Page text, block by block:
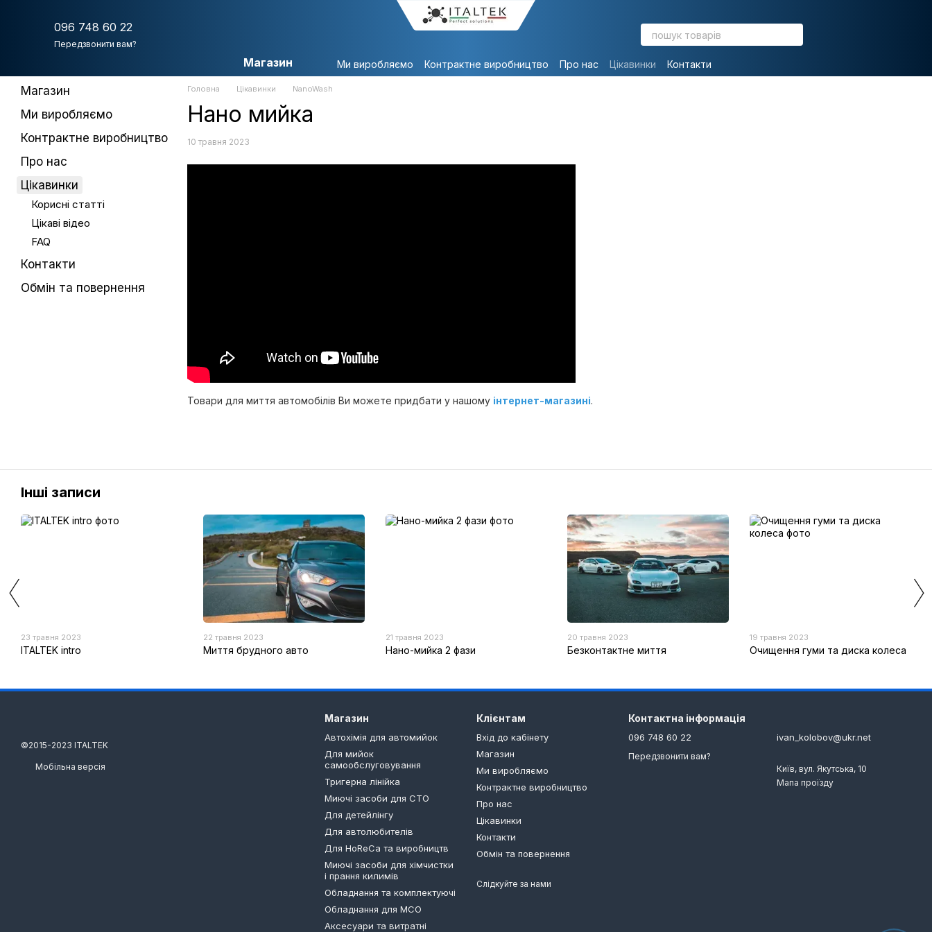
096 748 60 22
Передзвонити вам?
Магазин Ми виробляємо Контрактне виробництво Про нас Цікавинки Контакти
Головна Цікавинки NanoWash
Нано мийка
10 травня 2023
Товари для миття автомобілів Ви можете придбати у нашому інтернет-магазині.
Магазин
Ми виробляємо
Контрактне виробництво
Про нас
Цікавинки
Корисні статті
Цікаві відео
FAQ
Контакти
Обмін та повернення
Інші записи
23 травня 2023
ITALTEK intro
22 травня 2023
Миття брудного авто
21 травня 2023
Нано-мийка 2 фази
20 травня 2023
Безконтактне миття
19 травня 2023
Очищення гуми та диска колеса
©️2015-2023 ITALTEK
Мобільна версія
Магазин
Автохімія для автомийок
Для мийок
самообслуговування
Тригерна лінійка
Миючі засоби для СТО
Для детейлінгу
Для автолюбителів
Для HoReCa та виробництв
Миючі засоби для хімчистки
і прання килимів
Обладнання та комплектуючі
Обладнання для МСО
Аксесуари та витратні
Клієнтам
Вхід до кабінету
Магазин
Ми виробляємо
Контрактне виробництво
Про нас
Цікавинки
Контакти
Обмін та повернення
Слідкуйте за нами
Контактна інформація
096 748 60 22
Передзвонити вам?
ivan_kolobov@ukr.net
Київ, вул. Якутська, 10
Мапа проїзду